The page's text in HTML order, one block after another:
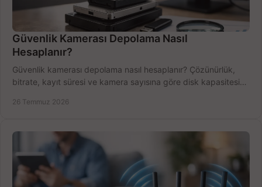
Güvenlik Kamerası Depolama Nasıl
Hesaplanır?
Güvenlik kamerası depolama nasıl hesaplanır? Çözünürlük,
bitrate, kayıt süresi ve kamera sayısına göre disk kapasitesini
26 Temmuz 2026